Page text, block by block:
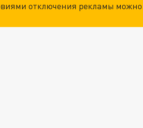
отключения рекламы